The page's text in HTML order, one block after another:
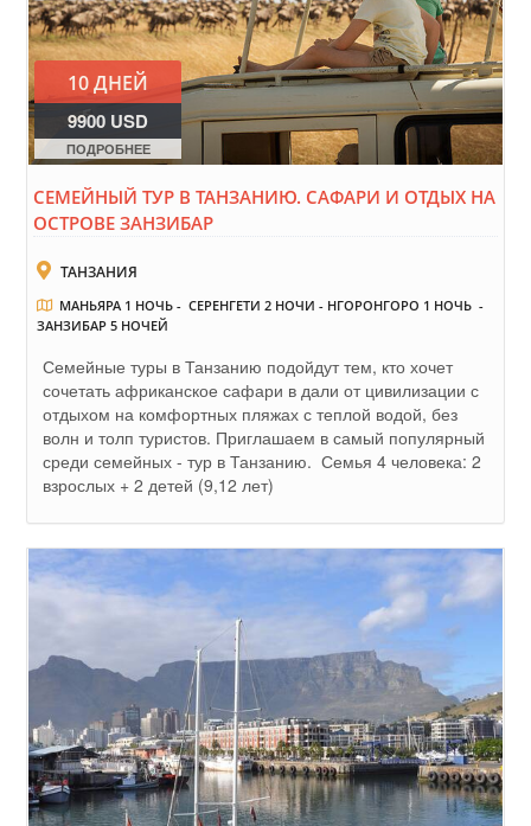
10 ДНЕЙ
9900 USD
ПОДРОБНЕЕ
СЕМЕЙНЫЙ ТУР В ТАНЗАНИЮ. САФАРИ И ОТДЫХ НА
ОСТРОВЕ ЗАНЗИБАР
ТАНЗАНИЯ
МАНЬЯРА 1 НОЧЬ - СЕРЕНГЕТИ 2 НОЧИ - НГОРОНГОРО 1 НОЧЬ -
ЗАНЗИБАР 5 НОЧЕЙ
Семейные туры в Танзанию подойдут тем, кто хочет
сочетать африканское сафари в дали от цивилизации с
отдыхом на комфортных пляжах с теплой водой, без
волн и толп туристов. Приглашаем в самый популярный
среди семейных - тур в Танзанию. Семья 4 человека: 2
взрослых + 2 детей (9,12 лет)